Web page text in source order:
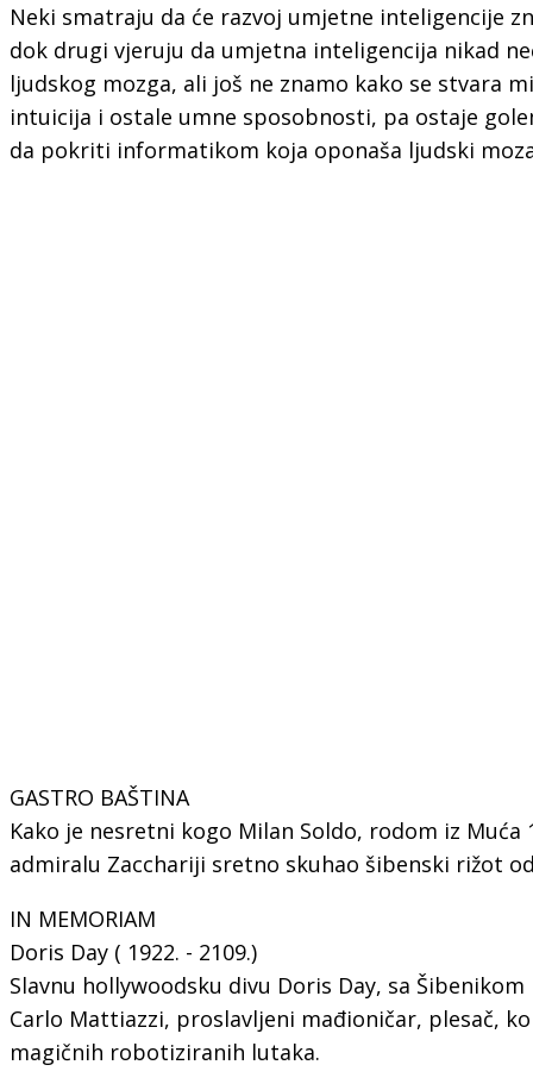
Neki smatraju da će razvoj umjetne inteligencije
dok drugi vjeruju da umjetna inteligencija nikad
ljudskog mozga, ali još ne znamo kako se stvara
intuicija i ostale umne sposobnosti, pa ostaje
da pokriti informatikom koja oponaša ljudski
GASTRO BAŠTINA
Kako je nesretni kogo Milan Soldo, rodom iz Muća
admiralu Zacchariji sretno skuhao šibenski rižot
IN MEMORIAM
Doris Day ( 1922. - 2109.)
Slavnu hollywoodsku divu Doris Day, sa
Carlo Mattiazzi, proslavljeni mađioničar, plesač,
magičnih robotiziranih lutaka.